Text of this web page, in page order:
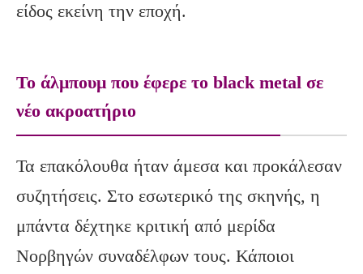
είδος εκείνη την εποχή.
Το άλμπουμ που έφερε το black metal σε
νέο ακροατήριο
Τα επακόλουθα ήταν άμεσα και προκάλεσαν
συζητήσεις. Στο εσωτερικό της σκηνής, η
μπάντα δέχτηκε κριτική από μερίδα
Νορβηγών συναδέλφων τους. Κάποιοι